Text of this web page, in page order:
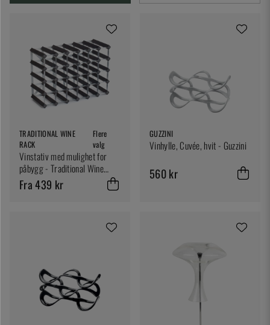
TRADITIONAL WINE
RACK
Flere
valg
Vinstativ med mulighet for
påbygg - Traditional Wine
Racks Co.
Fra 439 kr
GUZZINI
Vinhylle, Cuvée, hvit - Guzzini
560 kr